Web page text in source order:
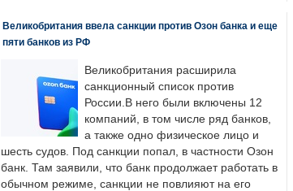
Великобритания ввела санкции против Озон банка и еще
пяти банков из РФ
Великобритания расширила
санкционный список против
России.В него были включены 12
компаний, в том числе ряд банков,
а также одно физическое лицо и
шесть судов. Под санкции попал, в частности Озон
банк. Там заявили, что банк продолжает работать в
обычном режиме, санкции не повлияют на его